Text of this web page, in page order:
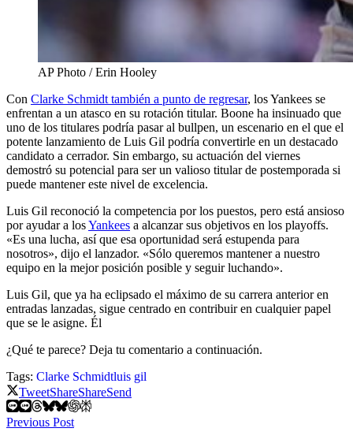
AP Photo / Erin Hooley
Con Clarke Schmidt también a punto de regresar, los Yankees se
enfrentan a un atasco en su rotación titular. Boone ha insinuado que
uno de los titulares podría pasar al bullpen, un escenario en el que el
potente lanzamiento de Luis Gil podría convertirle en un destacado
candidato a cerrador. Sin embargo, su actuación del viernes
demostró su potencial para ser un valioso titular de postemporada si
puede mantener este nivel de excelencia.
Luis Gil reconoció la competencia por los puestos, pero está ansioso
por ayudar a losYankees a alcanzar sus objetivos en los playoffs.
«Es una lucha, así que esa oportunidad será estupenda para
nosotros», dijo el lanzador. «Sólo queremos mantener a nuestro
equipo en la mejor posición posible y seguir luchando».
Luis Gil, que ya ha eclipsado el máximo de su carrera anterior en
entradas lanzadas, sigue centrado en contribuir en cualquier papel
que se le asigne. Él
¿Qué te parece? Deja tu comentario a continuación.
Tags: Clarke Schmidtluis gil
TweetShareShareSend
Previous Post